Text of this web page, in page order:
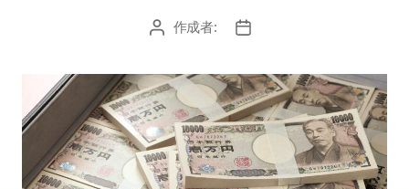
投 作成者:
投